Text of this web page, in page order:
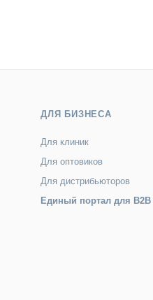
ДЛЯ БИЗНЕСА
Для клиник
Для оптовиков
Для дистрибьюторов
Единый портал для B2B